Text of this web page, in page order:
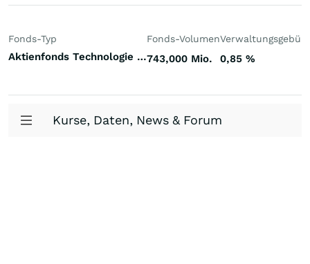
Fonds-Typ
Aktienfonds Technologie Welt
Fonds-Volumen
743,000 Mio. 0,85 %
Kurse, Daten, News & Forum